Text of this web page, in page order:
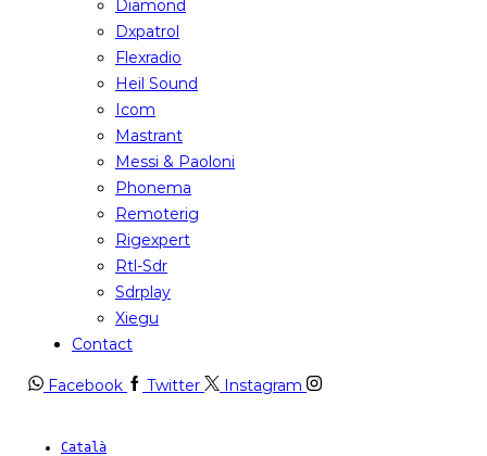
Diamond
Dxpatrol
Flexradio
Heil Sound
Icom
Mastrant
Messi & Paoloni
Phonema
Remoterig
Rigexpert
Rtl-Sdr
Sdrplay
Xiegu
Contact
Facebook Twitter Instagram
Català